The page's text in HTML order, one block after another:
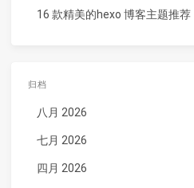
16 款精美的hexo 博客主题推荐
归档
八月 2026
七月 2026
四月 2026